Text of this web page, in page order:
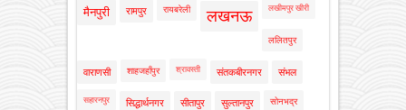
मैनपुरी रामपुर रायबरेली लखनऊ लखीमपुर खीरी
ललितपुर
वाराणसी शाहजहाँपुर श्रावस्ती संतकबीरनगर संभल
सहारनपुर सिद्धार्थनगर सीतापुर सुल्तानपुर सोनभद्र